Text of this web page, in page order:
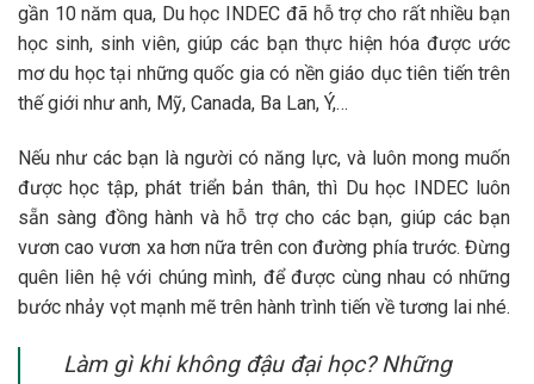
gần 10 năm qua, Du học INDEC đã hỗ trợ cho rất nhiều bạn
học sinh, sinh viên, giúp các bạn thực hiện hóa được ước
mơ du học tại những quốc gia có nền giáo dục tiên tiến trên
thế giới như anh, Mỹ, Canada, Ba Lan, Ý,…
Nếu như các bạn là người có năng lực, và luôn mong muốn
được học tập, phát triển bản thân, thì Du học INDEC luôn
sẵn sàng đồng hành và hỗ trợ cho các bạn, giúp các bạn
vươn cao vươn xa hơn nữa trên con đường phía trước. Đừng
quên liên hệ với chúng mình, để được cùng nhau có những
bước nhảy vọt mạnh mẽ trên hành trình tiến về tương lai nhé.
Làm gì khi không đậu đại học? Những